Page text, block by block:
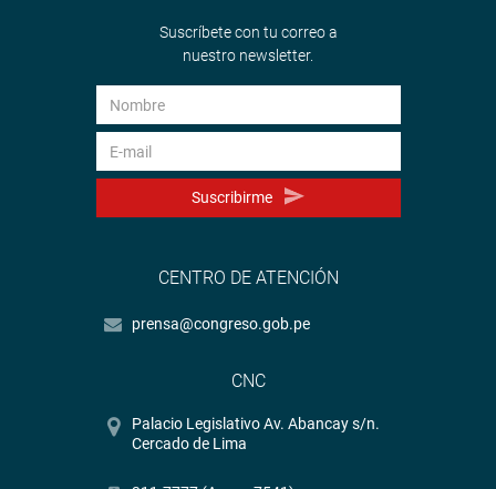
Suscríbete con tu correo a
nuestro newsletter.
Suscribirme
CENTRO DE ATENCIÓN
prensa@congreso.gob.pe
CNC
Palacio Legislativo Av. Abancay s/n.
Cercado de Lima